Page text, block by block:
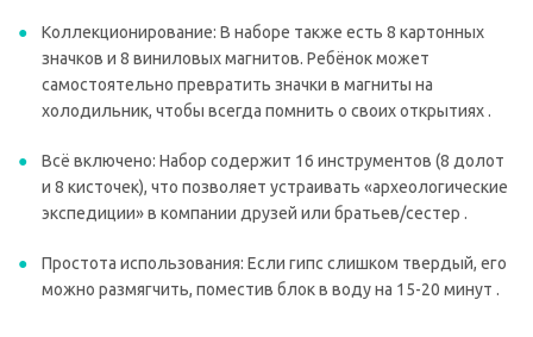
Коллекционирование: В наборе также есть 8 картонных
значков и 8 виниловых магнитов. Ребёнок может
самостоятельно превратить значки в магниты на
холодильник, чтобы всегда помнить о своих открытиях .
Всё включено: Набор содержит 16 инструментов (8 долот
и 8 кисточек), что позволяет устраивать «археологические
экспедиции» в компании друзей или братьев/сестер .
Простота использования: Если гипс слишком твердый, его
можно размягчить, поместив блок в воду на 15-20 минут .